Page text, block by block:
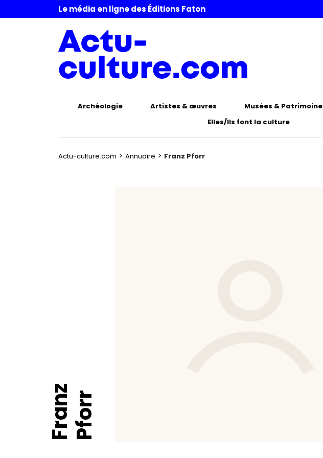
Le média en ligne des Éditions Faton
Archéologie Artistes & œuvres Musées & Patrimoine
Elles/Ils font la culture
Actu-culture.com > Annuaire > Franz Pforr
FranzPforr